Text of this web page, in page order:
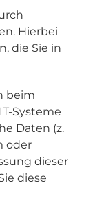
Hierbei
die Sie in
beim
Systeme
Daten (z.
oder
dieser
diese